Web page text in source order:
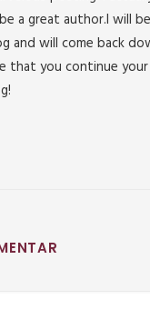
a great author.I will
and will come back
that you continue